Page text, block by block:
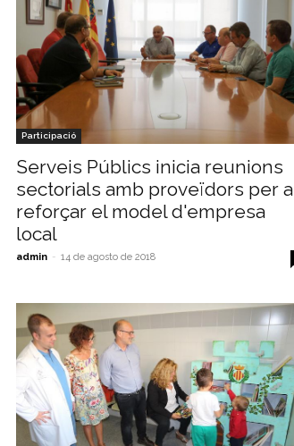
Participació
Serveis Públics inicia reunions
sectorials amb proveïdors per a
reforçar el model d'empresa
local
admin - 14 de agosto de 2018